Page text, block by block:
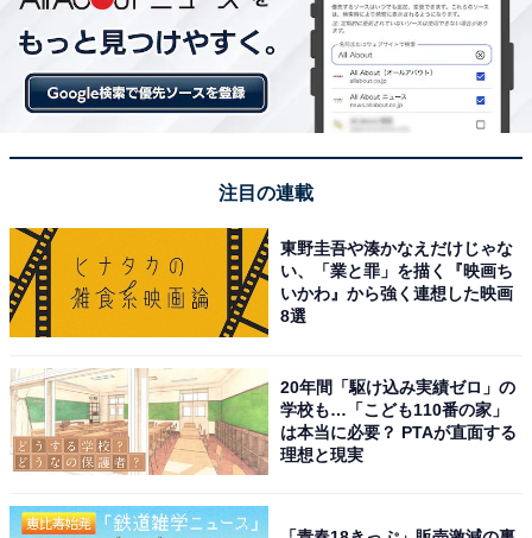
「湯川温泉 山人－yamado－」は全室露天付スイ
注目の連載
東野圭吾や湊かなえだけじゃな
い、「業と罪」を描く『映画ち
いかわ』から強く連想した映画
8選
20年間「駆け込み実績ゼロ」の
学校も…「こども110番の家」
は本当に必要？ PTAが直面する
理想と現実